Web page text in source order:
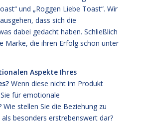
und „Roggen Liebe Toast“. Wir
dass sich die
dabei gedacht haben. Schließlich
Marke, die ihren Erfolg schon unter
Aspekte Ihres
Wenn diese nicht im Produkt
für emotionale
Wie stellen Sie die Beziehung zu
besonders erstrebenswert dar?